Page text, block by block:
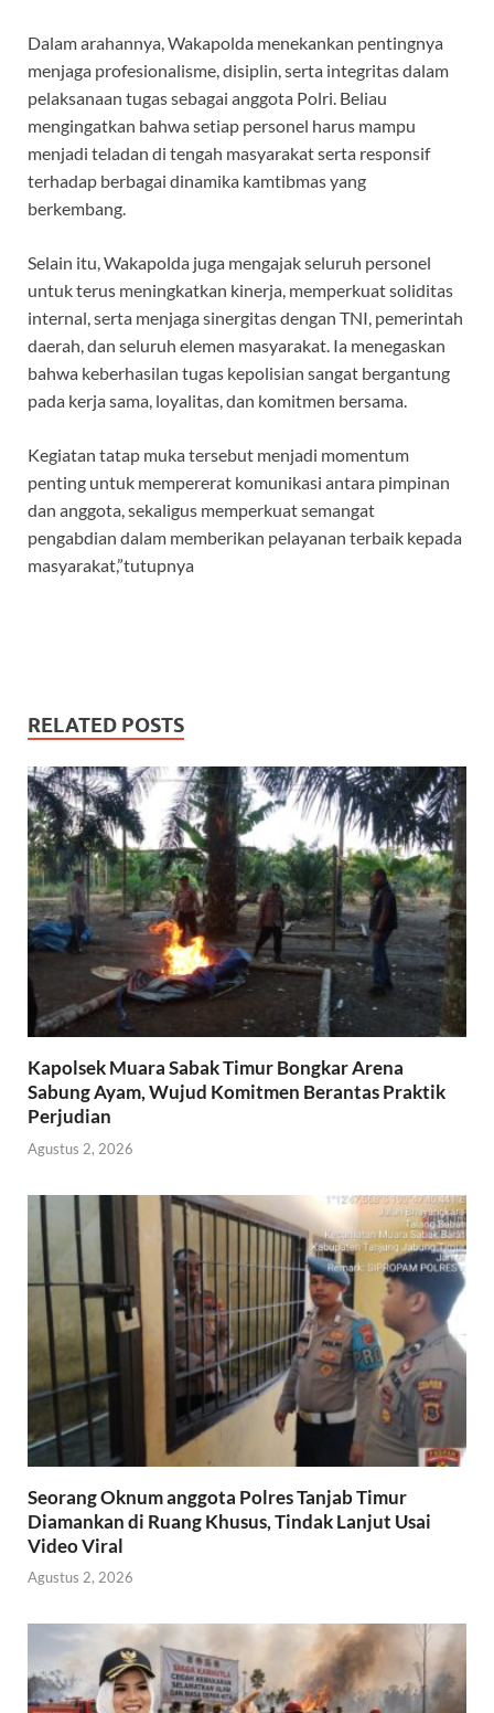
Dalam arahannya, Wakapolda menekankan pentingnya
menjaga profesionalisme, disiplin, serta integritas dalam
pelaksanaan tugas sebagai anggota Polri. Beliau
mengingatkan bahwa setiap personel harus mampu
menjadi teladan di tengah masyarakat serta responsif
terhadap berbagai dinamika kamtibmas yang
berkembang.
Selain itu, Wakapolda juga mengajak seluruh personel
untuk terus meningkatkan kinerja, memperkuat soliditas
internal, serta menjaga sinergitas dengan TNI, pemerintah
daerah, dan seluruh elemen masyarakat. Ia menegaskan
bahwa keberhasilan tugas kepolisian sangat bergantung
pada kerja sama, loyalitas, dan komitmen bersama.
Kegiatan tatap muka tersebut menjadi momentum
penting untuk mempererat komunikasi antara pimpinan
dan anggota, sekaligus memperkuat semangat
pengabdian dalam memberikan pelayanan terbaik kepada
masyarakat,”tutupnya
RELATED POSTS
Kapolsek Muara Sabak Timur Bongkar Arena
Sabung Ayam, Wujud Komitmen Berantas Praktik
Perjudian
Agustus 2, 2026
Seorang Oknum anggota Polres Tanjab Timur
Diamankan di Ruang Khusus, Tindak Lanjut Usai
Video Viral
Agustus 2, 2026